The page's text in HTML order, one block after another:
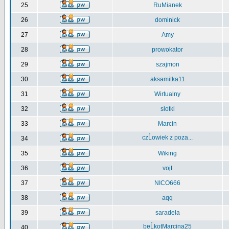
25 RuMianek
26 dominick
27 Amy
28 prowokator
29 szajmon
30 aksamitka11
31 Wirtualny
32 slotki
33 Marcin
34 czĹowiek z poza...
35 Wiking
36 vojt
37 NICO666
38 aqq
39 saradela
40 beĹkotMarcina25